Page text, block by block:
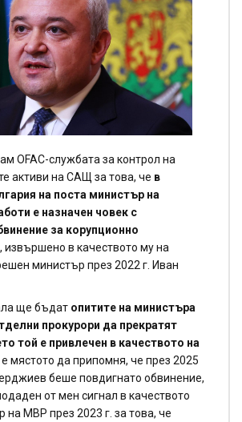
OFAС-службата за контрол на
активи на САЩ за това, че в
на поста министър на
е назначен човек с
за корупционно
, извършено в качеството му на
министър през 2022 г. Иван
ще бъдат опитите на министъра
прокурори да прекратят
той е привлечен в качеството на
е мястото да припомня, че през 2025
беше повдигнато обвинение,
от мен сигнал в качеството
на МВР през 2023 г. за това, че